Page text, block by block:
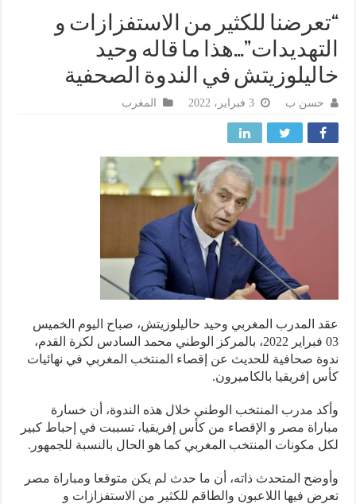
للكثير من الاستفزازات و
ما قاله وحيد
في الندوة الصحفية
حسن ب المغرب
المدرب المغربي وحيد حاليلوزيتش، صباح اليوم الخميس
03 فبراير 2022، بالمركز الوطني محمد السادس لكرة القدم،
صحافية للحديث عن إقصاء المنتخب المغربي في نهائيات
إفريقيا بالكاميرون.
مدرب المنتخب الوطني خلال هذه الندوة، أن خسارة
مصر و الإقصاء من كأس إفريقيا، تسببت في إحباط كبير
مكونات المنتخب المغربي كما هو الحال بالنسبة للجمهور.
المتحدث ذاته، أن ما حدث لم يكن متوقعا ومباراة مصر
فيها اللاعبون والطاقم للكثير من الاستفزازات و